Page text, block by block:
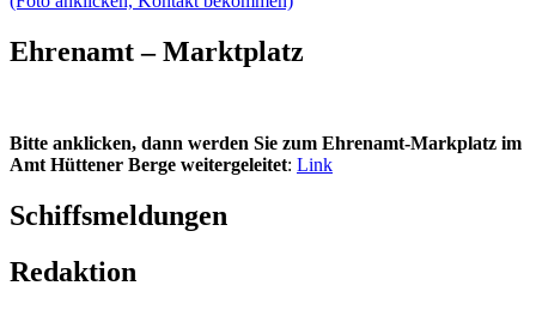
Ehrenamt – Marktplatz
Bitte anklicken, dann werden Sie zum Ehrenamt-Markplatz im
Amt Hüttener Berge weitergeleitet: Link
Schiffsmeldungen
Redaktion